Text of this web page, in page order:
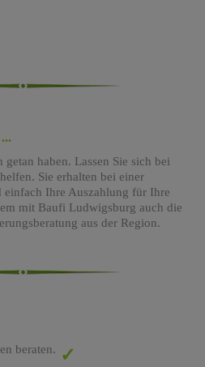
haben. Lassen Sie sich bei
Sie erhalten bei einer
einfach Ihre Auszahlung für Ihre
mit Baufi Ludwigsburg auch die
aus der Region.
beraten.